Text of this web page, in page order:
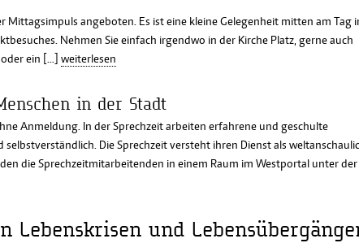
angeboten. Es ist eine kleine Gelegenheit mitten am Tag
Nehmen Sie einfach irgendwo in der Kirche Platz, gerne auch
ein [...] weiterlesen
in der Stadt
Anmeldung. In der Sprechzeit arbeiten erfahrene und geschulte
Die Sprechzeit versteht ihren Dienst als
die Sprechzeitmitarbeitenden in einem Raum im Westportal unter der
und